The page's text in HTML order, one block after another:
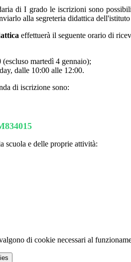
di I grado le iscrizioni sono
alla segreteria didattica
effettuerà il seguente orario di
martedì 4 gennaio);
dalle 10:00 alle 12:00.
di iscrizione sono:
scuola e delle proprie attività:
di cookie necessari al